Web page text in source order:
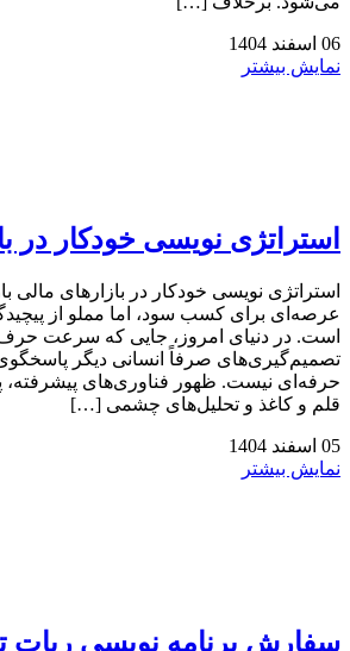
06 اسفند 1404
نمایش بیشتر
استراتژی‌ نویسی خودکار در
استراتژی‌ نویسی خودکار در بازارهای مالی
عرصه‌ای برای کسب سود، اما مملو از
است. در دنیای امروز، جایی که سرعت حرف
تصمیم‌گیری‌های صرفاً انسانی دیگر پاسخگوی
حرفه‌ای نیست. ظهور فناوری‌های پیشرفته،
قلم و کاغذ و تحلیل‌های چشمی […]
05 اسفند 1404
نمایش بیشتر
سفارش برنامه نویسی ربات